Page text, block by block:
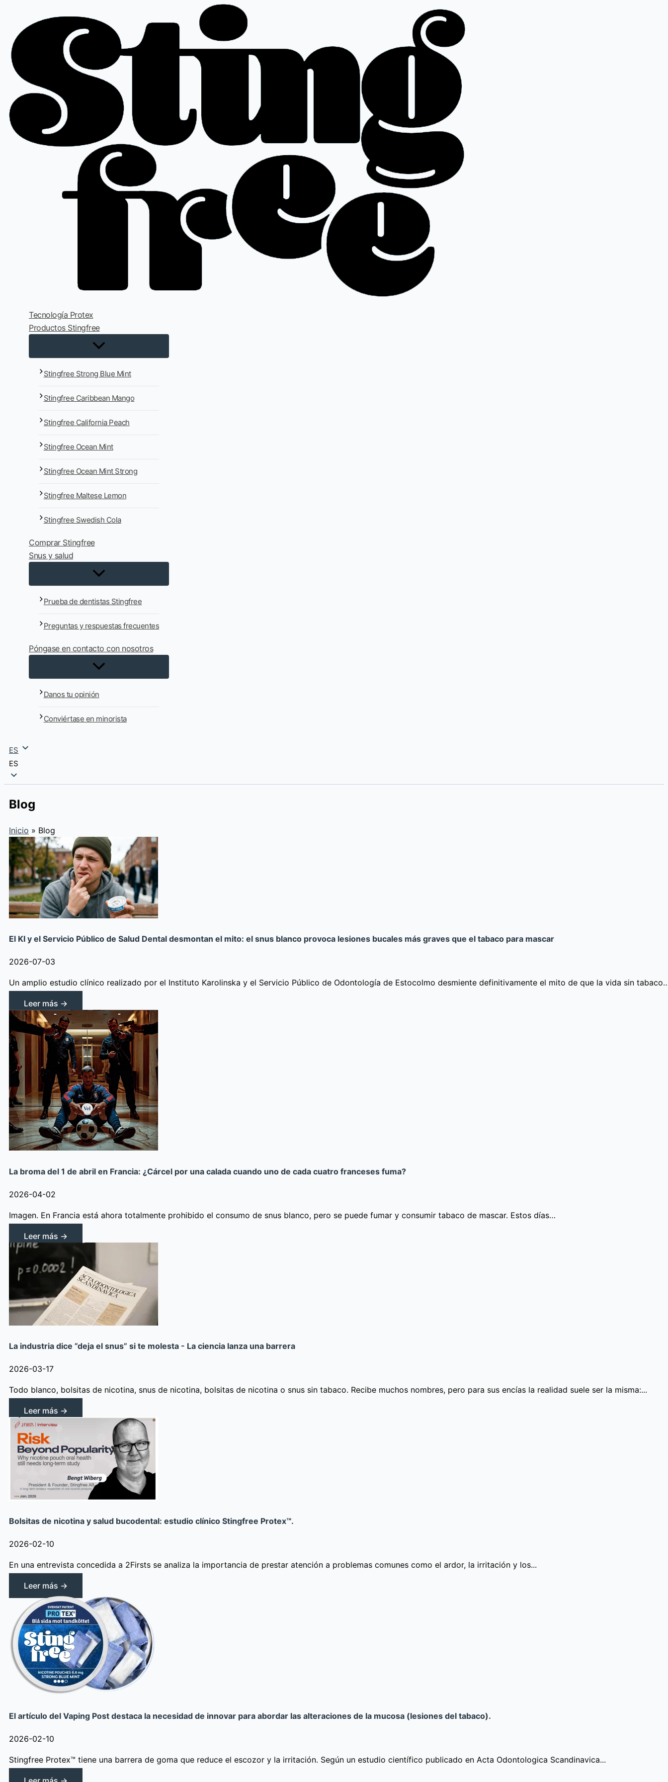
contenido
Tecnología Protex
Productos Stingfree
Stingfree Strong Blue Mint
Stingfree Caribbean Mango
Stingfree California Peach
Stingfree Ocean Mint
Stingfree Ocean Mint Strong
Stingfree Maltese Lemon
Stingfree Swedish Cola
Comprar Stingfree
Snus y salud
Prueba de dentistas Stingfree
Preguntas y respuestas frecuentes
Póngase en contacto con nosotros
Danos tu opinión
Conviértase en minorista
ES
ES
Blog
Inicio » Blog
El KI y el Servicio Público de Salud Dental desmontan el mito: el snus blanco provoca lesiones bucales más graves que el tabaco para mascar
2026-07-03
Un amplio estudio clínico realizado por el Instituto Karolinska y el Servicio Público de Odontología de Estocolmo desmiente definitivamente el mito de que la vida sin
Leer más →
La broma del 1 de abril en Francia: ¿Cárcel por una calada cuando uno de cada cuatro franceses fuma?
2026-04-02
Imagen. En Francia está ahora totalmente prohibido el consumo de snus blanco, pero se puede fumar y consumir tabaco de mascar. Estos días…
Leer más →
La industria dice ”deja el snus” si te molesta - La ciencia lanza una barrera
2026-03-17
Todo blanco, bolsitas de nicotina, snus de nicotina, bolsitas de nicotina o snus sin tabaco. Recibe muchos nombres, pero para sus encías la realidad suele ser la misma:...
Leer más →
Bolsitas de nicotina y salud bucodental: estudio clínico Stingfree Protex™.
2026-02-10
En una entrevista concedida a 2Firsts se analiza la importancia de prestar atención a problemas comunes como el ardor, la irritación y los...
Leer más →
El artículo del Vaping Post destaca la necesidad de innovar para abordar las alteraciones de la mucosa (lesiones del tabaco).
2026-02-10
Stingfree Protex™ tiene una barrera de goma que reduce el escozor y la irritación. Según un estudio científico publicado en Acta Odontologica Scandinavica...